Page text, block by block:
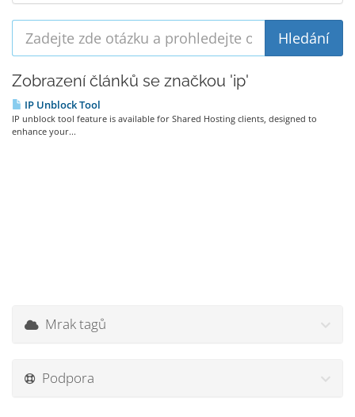
Zobrazení článků se značkou 'ip'
IP Unblock Tool
IP unblock tool feature is available for Shared Hosting clients, designed to
enhance your...
Mrak tagů
Podpora